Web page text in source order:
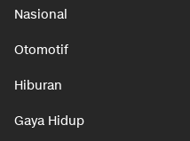
Nasional
Otomotif
Hiburan
Gaya Hidup